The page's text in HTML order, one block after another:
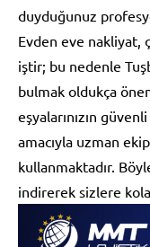
duyduğunuz
Evden eve nakliyat,
iştir; bu nedenle
bulmak oldukça
eşyalarınızın
amacıyla uzman
kullanmaktadır.
indirerek sizlere